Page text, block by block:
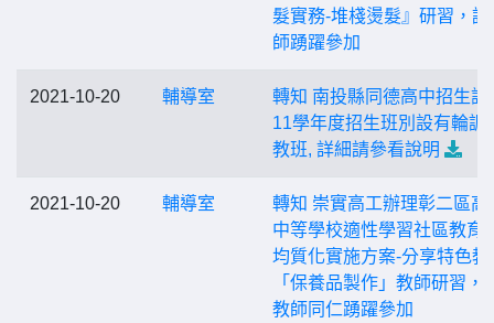
髮實務-堆棧燙髮』研習，請
師踴躍參加
2021-10-20 輔導室
轉知 南投縣同德高中招生訊
11學年度招生班別設有輪調
教班, 詳細請參看說明
2021-10-20 輔導室
轉知 崇實高工辦理彰二區高
中等學校適性學習社區教育
均質化實施方案-分享特色教
「保養品製作」教師研習，
教師同仁踴躍參加